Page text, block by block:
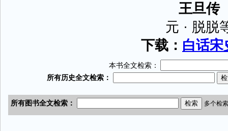
王旦传
元 · 脱脱
下载： 白话
本书全文检索：